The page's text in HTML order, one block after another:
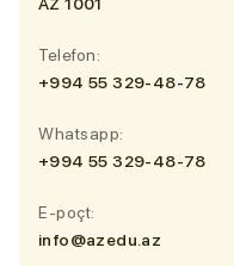
Telefon:
+994 55 329-48-78
Whatsapp:
+994 55 329-48-78
E-poçt:
info@azedu.az